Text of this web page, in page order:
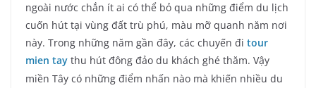
ngoài nước chắn ít ai có thể bỏ qua những điểm du lịch
cuốn hút tại vùng đất trù phú, màu mỡ quanh năm nơi
này. Trong những năm gần đây, các chuyến đi tour
mien tay thu hút đông đảo du khách ghé thăm. Vậy
miền Tây có những điểm nhấn nào mà khiến nhiều du